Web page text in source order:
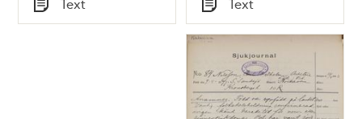
Typ
Text
dårdiariet 5 maj
1892
Typ
Text